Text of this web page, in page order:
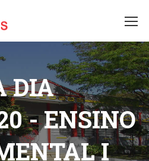
DIA
- ENSINO
I